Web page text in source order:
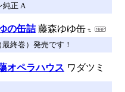
純正 A
の缶詰 藤森ゆゆ缶
終巻）発売です！
オペラハウス ワダツミ